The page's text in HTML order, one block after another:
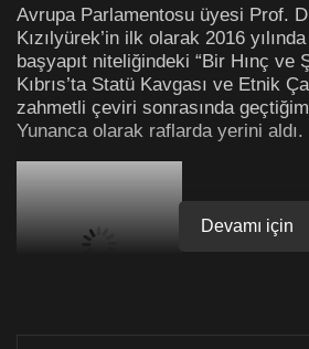
Avrupa Parlamentosu üyesi Prof.
Kızılyürek’in ilk olarak 2016
başyapıt niteliğindeki “Bir Hınç ve
Kıbrıs’ta Statü Kavgası ve Etnik
zahmetli çeviri sonrasında
Yunanca olarak raflarda yerini aldı.
Devamı için